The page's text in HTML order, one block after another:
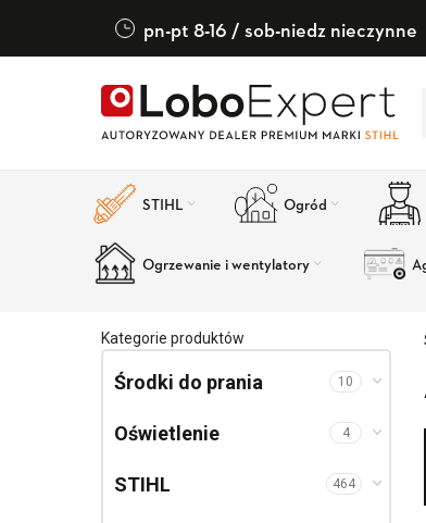
pn-pt 8-16 / sob-niedz nieczynne
STIHL Ogród
Ogrzewanie i wentylatory
Kategorie produktów
Środki do prania 10
Oświetlenie 4
STIHL 464